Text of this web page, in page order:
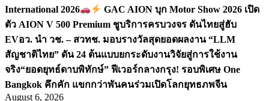
International 2026
GAC AION บุก Motor Show 2026 เปิด
ตัว AION V 500 Premium ชูบริการครบวงจร ดันไทยสู่ฮับ
EVอว. นำ วช. – สวทช. มอบรางวัลสุดยอดผลงาน “LLM
สัญชาติไทย” ดัน 24 ต้นแบบยกระดับงานวิจัยสู่การใช้งาน
จริง“ยอดยุทธ์ดาบพิทักษ์” ฟีเวอร์กลางกรุง! รอบพิเศษ One
Bangkok คึกคัก แขกกว่าพันคนร่วมเปิดโลกยุทธภพจีน
August 6, 2026